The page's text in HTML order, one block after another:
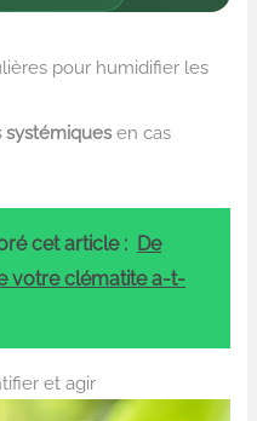
pour humidifier les
systémiquesen cas
cet article : De
votre clématite a-t-
et agir